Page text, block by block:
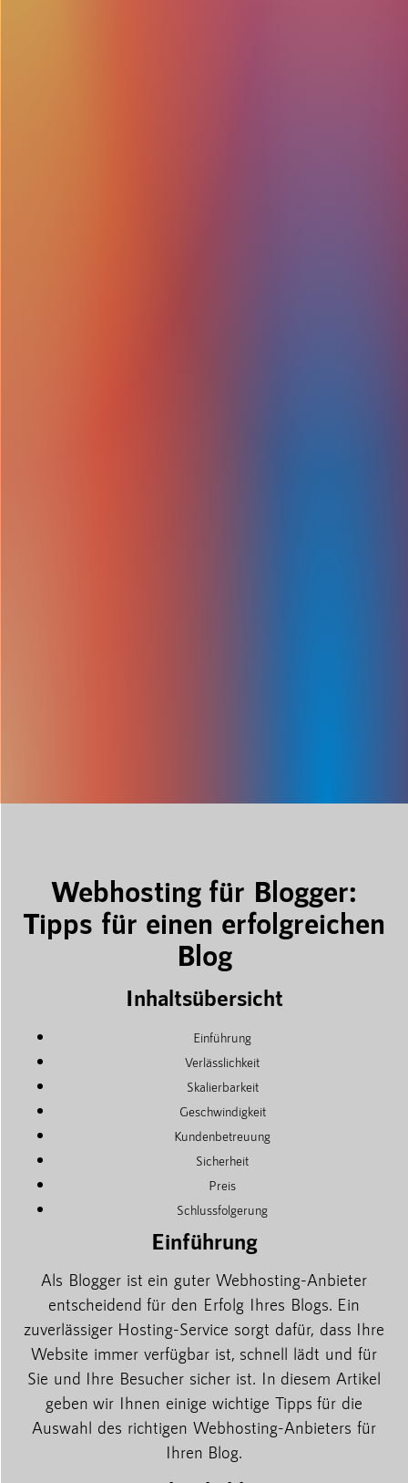
Webhosting für Blogger:
Tipps für einen erfolgreichen
Blog
Inhaltsübersicht
Einführung
Verlässlichkeit
Skalierbarkeit
Geschwindigkeit
Kundenbetreuung
Sicherheit
Preis
Schlussfolgerung
Einführung
Als Blogger ist ein guter Webhosting-Anbieter
entscheidend für den Erfolg Ihres Blogs. Ein
zuverlässiger Hosting-Service sorgt dafür, dass Ihre
Website immer verfügbar ist, schnell lädt und für
Sie und Ihre Besucher sicher ist. In diesem Artikel
geben wir Ihnen einige wichtige Tipps für die
Auswahl des richtigen Webhosting-Anbieters für
Ihren Blog.